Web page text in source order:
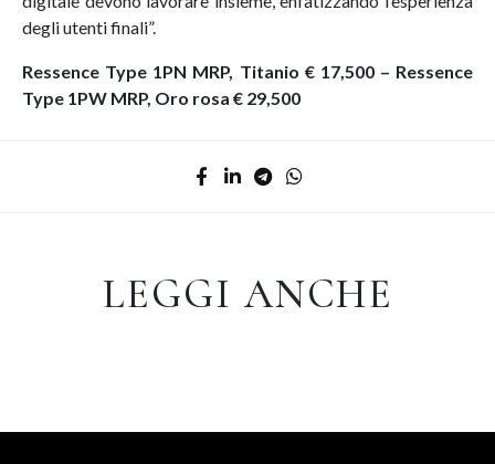
degli utenti finali”.
Ressence Type 1PN MRP, Titanio € 17,500 – Ressence
Type 1PW MRP, Oro rosa € 29,500
LEGGI ANCHE